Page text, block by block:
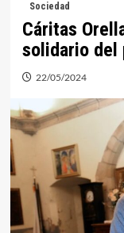
Sociedad
Cáritas
solidario del
22/05/2024